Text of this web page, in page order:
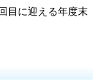
目に迎える年度末